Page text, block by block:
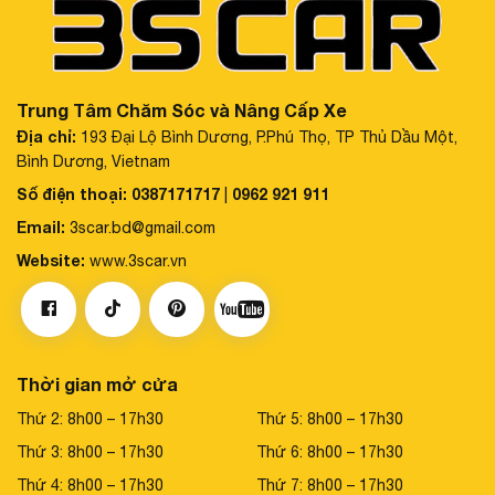
3. Giới thiệu về thảm lót sàn xe ô tô VinFast
VF3 của Carsen
Trung Tâm Chăm Sóc và Nâng Cấp Xe
Địa chỉ: 193 Đại Lộ Bình Dương, P.Phú Thọ, TP Thủ Dầu Một,
Bình Dương, Vietnam
Số điện thoại: 0387171717
0962 921 911
Email: 3scar.bd@gmail.com
Website: www.3scar.vn
Thời gian mở cửa
Thứ 2: 8h00 – 17h30
Thứ 3: 8h00 – 17h30
Thứ 4: 8h00 – 17h30
Thứ 5: 8h00 – 17h30
Thứ 6: 8h00 – 17h30
Thứ 7: 8h00 – 17h30